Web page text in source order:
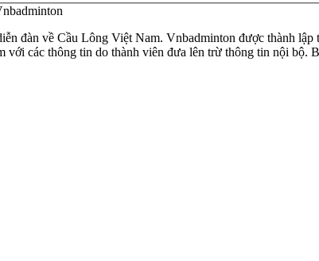
đàn về Cầu Lông Việt Nam. Vnbadminton được thành
với các thông tin do thành viên đưa lên trừ thông tin nội bộ.